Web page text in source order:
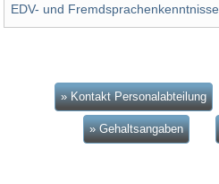
EDV- und Fremdsprachenkenntnisse
» Kontakt Personalabteilung
» Gehaltsangaben